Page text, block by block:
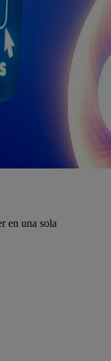
en una sola